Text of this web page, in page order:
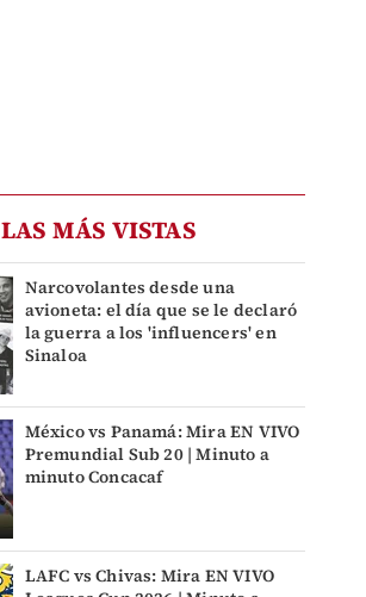
LAS MÁS VISTAS
Narcovolantes desde una
avioneta: el día que se le declaró
la guerra a los 'influencers' en
Sinaloa
México vs Panamá: Mira EN VIVO
Premundial Sub 20 | Minuto a
minuto Concacaf
LAFC vs Chivas: Mira EN VIVO